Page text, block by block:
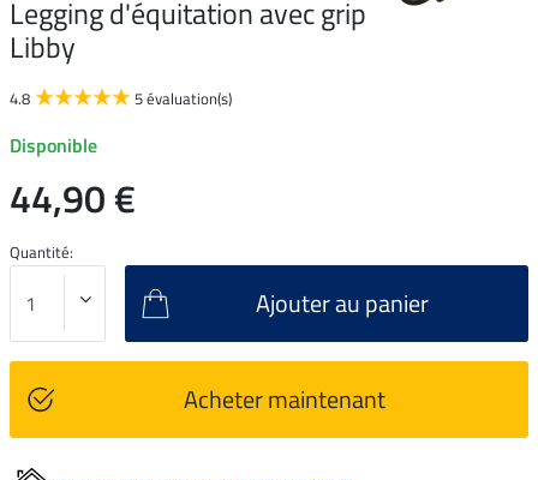
Legging d'équitation avec grip
Libby
4.8 5 évaluation(s)
Disponible
44,90 €
Quantité:
Ajouter au panier
Acheter maintenant